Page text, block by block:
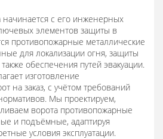
начинается с его инженерных
элементов защиты в
противопожарные металлические
для локализации огня, защиты
обеспечения путей эвакуации.
изготовление
на заказ, с учётом требований
Мы проектируем,
ворота противопожарные
и подъёмные, адаптируя
условия эксплуатации.